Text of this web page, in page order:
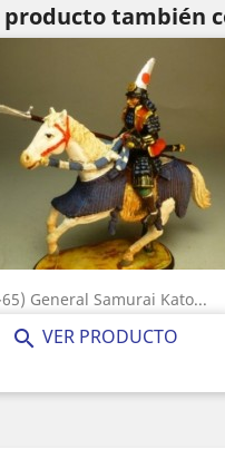
también
General Samurai Kato...
Precio
85,00 €
 VER PRODUCTO